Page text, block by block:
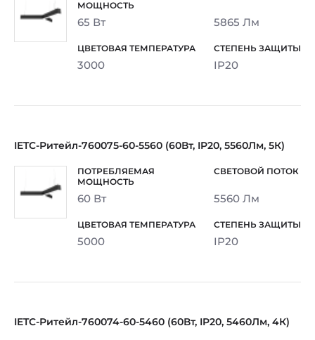
65 Вт 5865 Лм
3000 IP20
IETC-Ритейл-760075-60-5560 (60Вт, IP20, 5560Лм, 5К)
60 Вт 5560 Лм
5000 IP20
IETC-Ритейл-760074-60-5460 (60Вт, IP20, 5460Лм, 4К)